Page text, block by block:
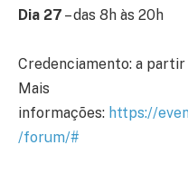
Dia 27 – das 8h às 20h
Credenciamento: a partir
Mais
informações: https://
/forum/#